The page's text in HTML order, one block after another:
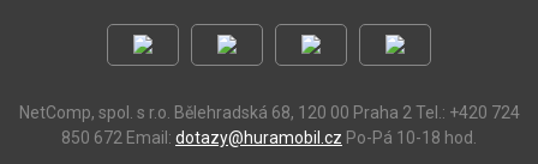
NetComp, spol. s r.o. Bělehradská 68, 120 00 Praha 2 Tel.: +420 724
850 672 Email: dotazy@huramobil.cz Po-Pá 10-18 hod.